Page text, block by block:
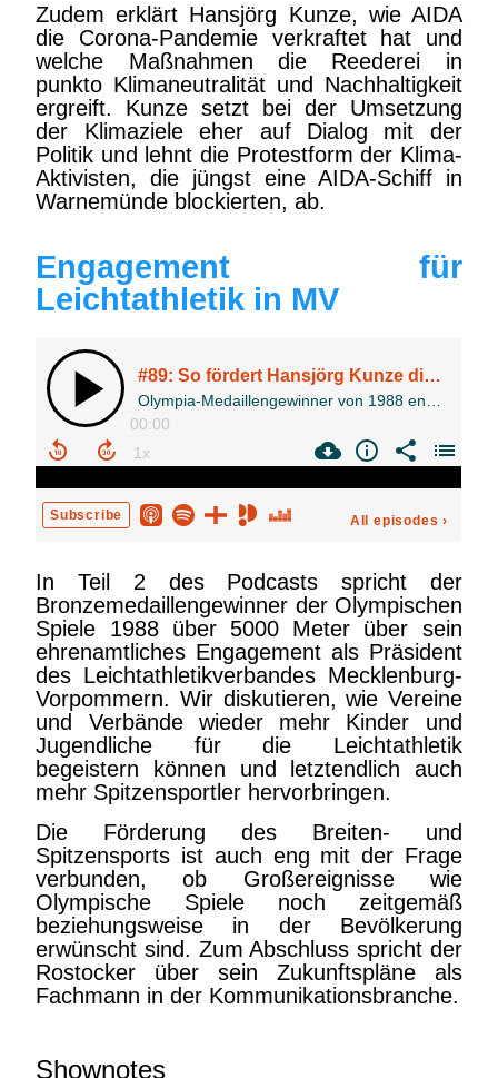
Zudem erklärt Hansjörg Kunze, wie AIDA
die Corona-Pandemie verkraftet hat und
welche Maßnahmen die Reederei in
punkto Klimaneutralität und Nachhaltigkeit
ergreift. Kunze setzt bei der Umsetzung
der Klimaziele eher auf Dialog mit der
Politik und lehnt die Protestform der Klima-
Aktivisten, die jüngst eine AIDA-Schiff in
Warnemünde blockierten, ab.
Engagement für
Leichtathletik in MV
In Teil 2 des Podcasts spricht der
Bronzemedaillengewinner der Olympischen
Spiele 1988 über 5000 Meter über sein
ehrenamtliches Engagement als Präsident
des Leichtathletikverbandes Mecklenburg-
Vorpommern. Wir diskutieren, wie Vereine
und Verbände wieder mehr Kinder und
Jugendliche für die Leichtathletik
begeistern können und letztendlich auch
mehr Spitzensportler hervorbringen.
Die Förderung des Breiten- und
Spitzensports ist auch eng mit der Frage
verbunden, ob Großereignisse wie
Olympische Spiele noch zeitgemäß
beziehungsweise in der Bevölkerung
erwünscht sind. Zum Abschluss spricht der
Rostocker über sein Zukunftspläne als
Fachmann in der Kommunikationsbranche.
Shownotes